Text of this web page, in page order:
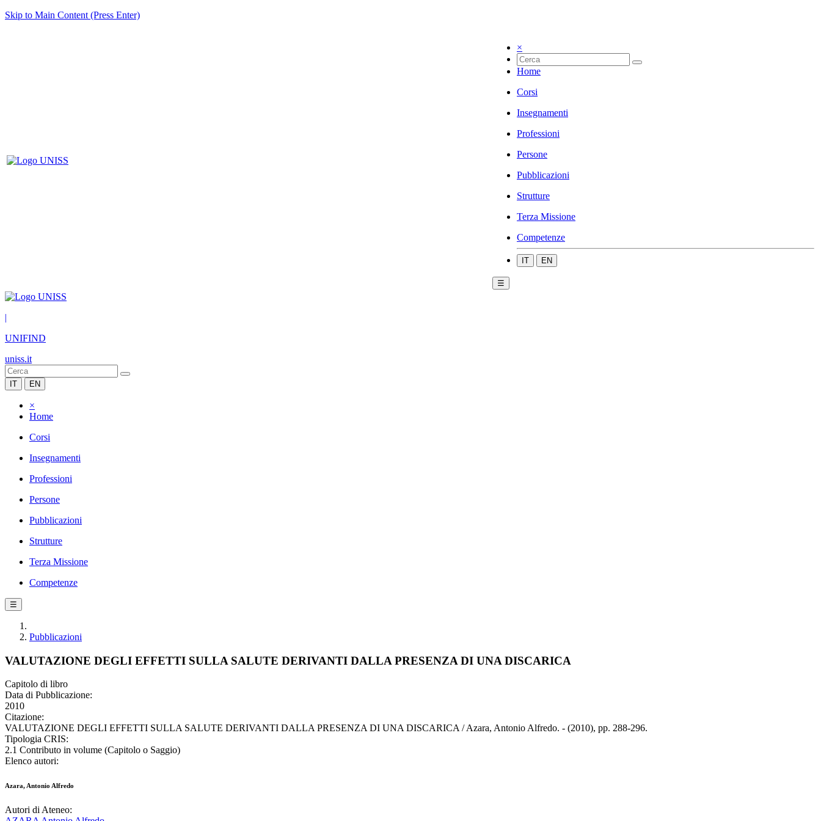
Skip to Main Content (Press Enter)
×
Home
Corsi
Insegnamenti
Professioni
Persone
Pubblicazioni
Strutture
Terza Missione
Competenze
IT EN
☰
|
UNIFIND
uniss.it
IT EN
×
Home
Corsi
Insegnamenti
Professioni
Persone
Pubblicazioni
Strutture
Terza Missione
Competenze
☰
Pubblicazioni
VALUTAZIONE DEGLI EFFETTI SULLA SALUTE DERIVANTI DALLA PRESENZA DI UNA DISCARICA
Capitolo di libro
Data di Pubblicazione:
2010
Citazione:
VALUTAZIONE DEGLI EFFETTI SULLA SALUTE DERIVANTI DALLA PRESENZA DI UNA DISCARICA / Azara, Antonio Alfredo. - (2010), pp. 288-296.
Tipologia CRIS:
2.1 Contributo in volume (Capitolo o Saggio)
Elenco autori:
Azara, Antonio Alfredo
Autori di Ateneo: